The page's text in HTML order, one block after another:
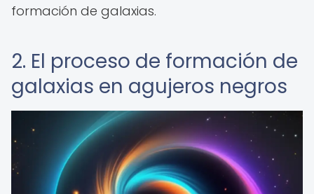
formación de galaxias.
2. El proceso de formación de
galaxias en agujeros negros